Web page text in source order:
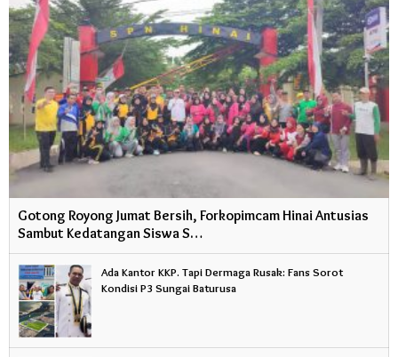
Gotong Royong Jumat Bersih, Forkopimcam Hinai Antusias
Sambut Kedatangan Siswa S…
Ada Kantor KKP. Tapi Dermaga Rusak: Fans Sorot
Kondisi P3 Sungai Baturusa